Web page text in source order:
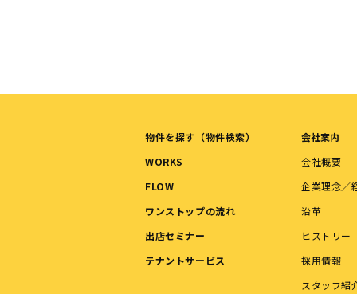
物件を探す（物件検索）
WORKS
FLOW
ワンストップの流れ
出店セミナー
テナントサービス
会社案内
会社概要
企業理念／
沿革
ヒストリー
採用情報
スタッフ紹